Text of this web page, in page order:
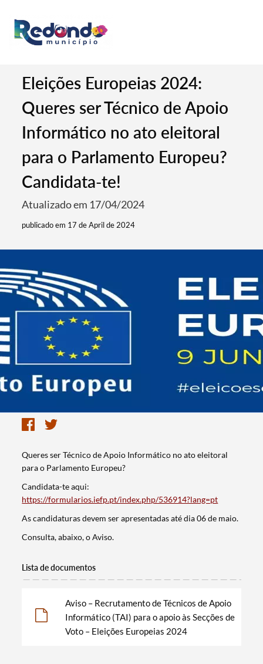
Termo de Pesquisa
Eleições Europeias 2024:
Queres ser Técnico de Apoio
Informático no ato eleitoral
para o Parlamento Europeu?
Candidata-te!
Atualizado em 17/04/2024
publicado em 17 de April de 2024
Queres ser Técnico de Apoio Informático no ato eleitoral
para o Parlamento Europeu?
Candidata-te aqui:
https://formularios.iefp.pt/index.php/536914?lang=pt
As candidaturas devem ser apresentadas até dia 06 de maio.
Consulta, abaixo, o Aviso.
Lista de documentos
Aviso – Recrutamento de Técnicos de Apoio
Informático (TAI) para o apoio às Secções de
Voto – Eleições Europeias 2024